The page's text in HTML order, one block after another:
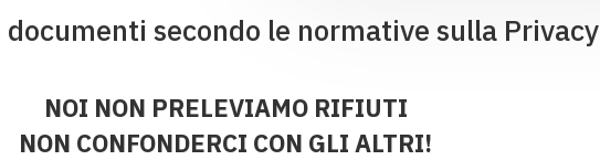
secondo le normative sulla Privacy
NOI NON PRELEVIAMO RIFIUTI
NON CONFONDERCI CON GLI ALTRI!